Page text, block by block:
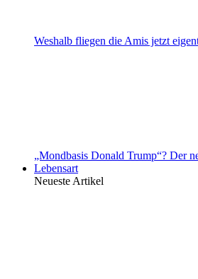
Weshalb fliegen die Amis jetzt
„Mondbasis Donald Trump“? Der
Lebensart
Neueste Artikel